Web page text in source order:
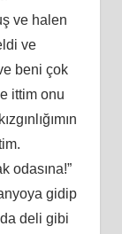
ve halen
ve
beni çok
ittim onu
odasına!”
gidip
deli gibi